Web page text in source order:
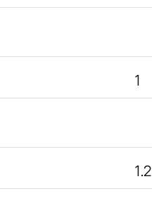
1
1.2